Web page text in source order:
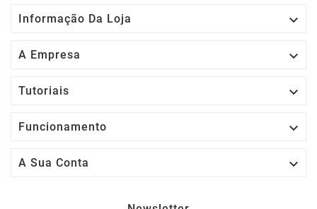
Informação Da Loja 
A Empresa 
Tutoriais 
Funcionamento 
A Sua Conta 